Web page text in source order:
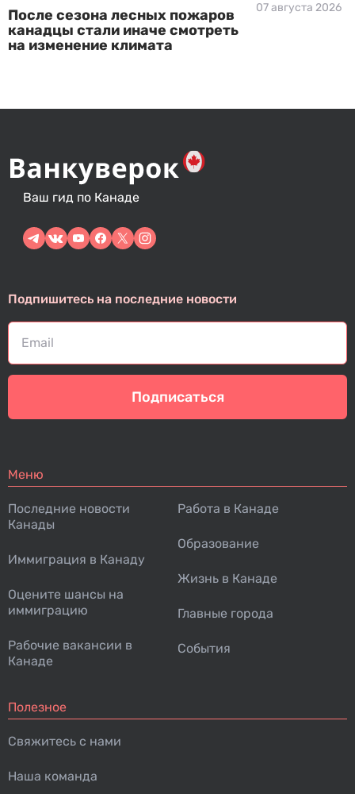
После сезона лесных пожаров
канадцы стали иначе смотреть
на изменение климата
07 августа 2026
Ваш гид по Канаде
Подпишитесь на последние новости
Подписаться
Меню
Последние новости
Канады
Иммиграция в Канаду
Оцените шансы на
иммиграцию
Рабочие вакансии в
Канаде
Работа в Канаде
Образование
Жизнь в Канаде
Главные города
События
Полезное
Свяжитесь с нами
Наша команда